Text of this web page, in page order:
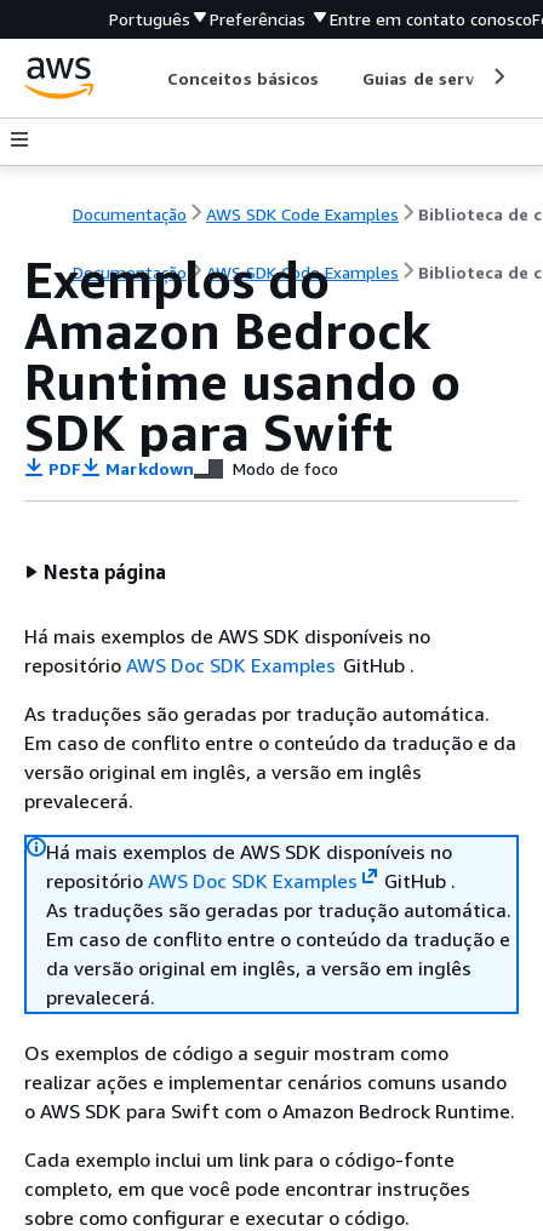
Português Preferências Entre em contato conosco
Conceitos básicos Guias de serviço
Documentação AWS SDK Code Examples
Documentação AWS SDK Code Examples Biblioteca de
Exemplos do
Amazon Bedrock
Runtime usando o
SDK para Swift
PDF Markdown Modo de foco
Nesta página
Há mais exemplos de AWS SDK disponíveis no
repositório AWS Doc SDK Examples GitHub .
As traduções são geradas por tradução automática.
Em caso de conflito entre o conteúdo da tradução e da
versão original em inglês, a versão em inglês
prevalecerá.
Há mais exemplos de AWS SDK disponíveis no
repositório AWS Doc SDK Examples
GitHub .
As traduções são geradas por tradução automática.
Em caso de conflito entre o conteúdo da tradução e
da versão original em inglês, a versão em inglês
prevalecerá.
Os exemplos de código a seguir mostram como
realizar ações e implementar cenários comuns usando
o AWS SDK para Swift com o Amazon Bedrock Runtime.
Cada exemplo inclui um link para o código-fonte
completo, em que você pode encontrar instruções
sobre como configurar e executar o código.